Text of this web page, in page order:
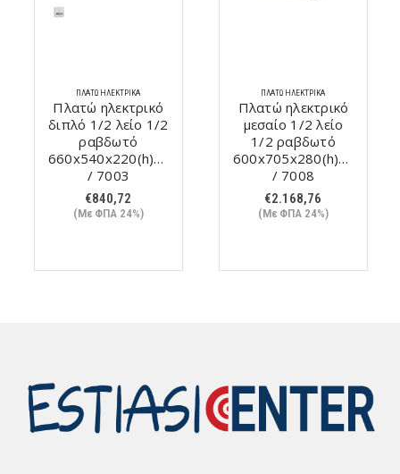
ΠΛΑΤΏ ΗΛΕΚΤΡΙΚΆ
Πλατώ ηλεκτρικό
διπλό 1/2 λείο 1/2
ραβδωτό
660x540x220(h)mm
/ 7003
€840,72
(Με ΦΠΑ 24%)
ΠΛΑΤΏ ΗΛΕΚΤΡΙΚΆ
Πλατώ ηλεκτρικό
μεσαίο 1/2 λείο
1/2 ραβδωτό
600x705x280(h)mm
/ 7008
€2.168,76
(Με ΦΠΑ 24%)